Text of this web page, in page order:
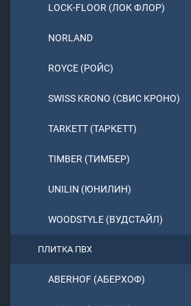
LOCK-FLOOR (ЛОК ФЛОР)
NORLAND
ROYCE (РОЙС)
SWISS KRONO (СВИС КРОНО)
TARKETT (ТАРКЕТТ)
TIMBER (ТИМБЕР)
UNILIN (ЮНИЛИН)
WOODSTYLE (ВУДСТАЙЛ)
ПЛИТКА ПВХ
ABERHOF (АБЕРХОФ)